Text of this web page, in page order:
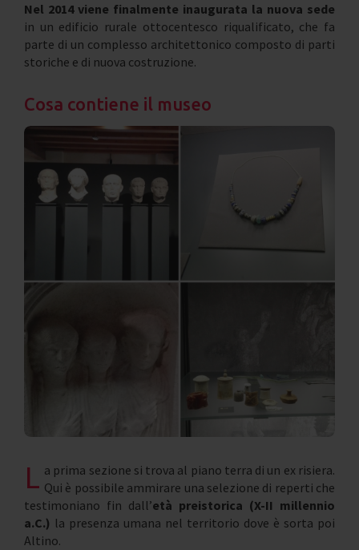
Nel 2014 viene finalmente inaugurata la nuova sede
in un edificio rurale ottocentesco riqualificato, che fa
parte di un complesso architettonico composto di parti
storiche e di nuova costruzione.
Cosa contiene il museo
L a prima sezione si trova al piano terra di un ex risiera.
Qui è possibile ammirare una selezione di reperti che
testimoniano fin dall’età preistorica (X-II millennio
a.C.) la presenza umana nel territorio dove è sorta poi
Altino.